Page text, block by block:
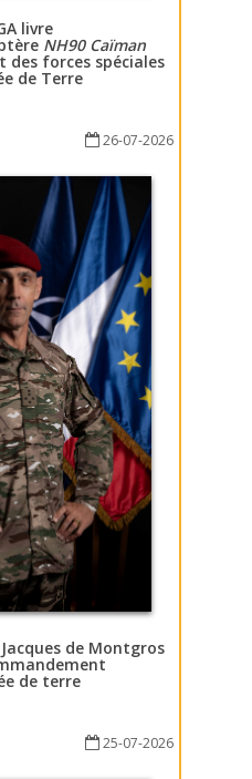
livre
NH90 Caïman
forces spéciales
de Terre
26-07-2026
de Montgros
de terre
25-07-2026